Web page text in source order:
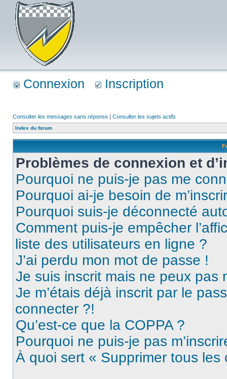
Connexion Inscription
Consulter les messages sans réponse | Consulter les sujets actifs
Index du forum
Problèmes de connexion et
Pourquoi ne puis-je pas me
Pourquoi ai-je besoin de
Pourquoi suis-je déconnecté
Comment puis-je empêcher
liste des utilisateurs en ligne ?
J’ai perdu mon mot de passe !
Je suis inscrit mais ne peux pas
Je m’étais déjà inscrit par le
connecter ?!
Qu’est-ce que la COPPA ?
Pourquoi ne puis-je pas
À quoi sert « Supprimer tous les